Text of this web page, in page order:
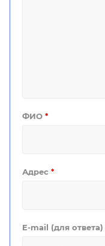
ФИО *
Адрес *
E-mail (для ответа)